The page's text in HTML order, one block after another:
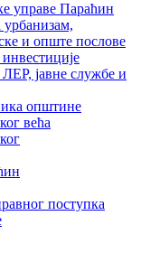
управе Параћин
урбанизам,
и опште послове
ЛЕР, јавне службе и
општине
већа
поступка